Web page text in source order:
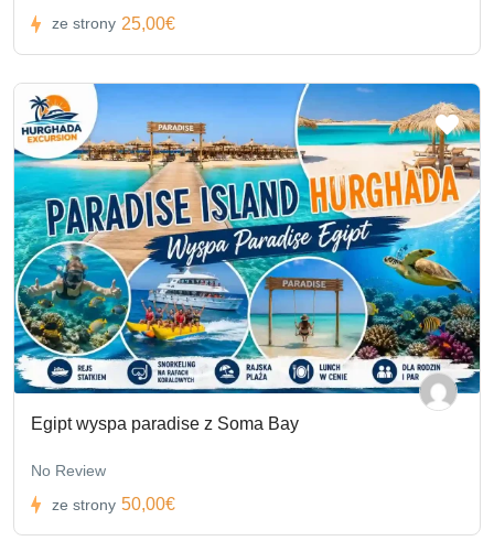
ze strony 25,00€
Egipt wyspa paradise z Soma Bay
No Review
ze strony 50,00€